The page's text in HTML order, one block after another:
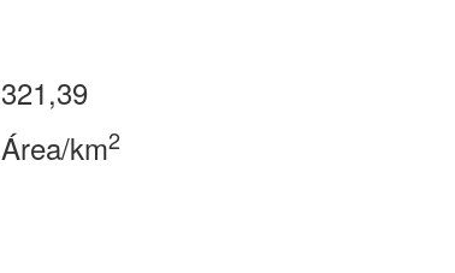
321,39
Área/km2